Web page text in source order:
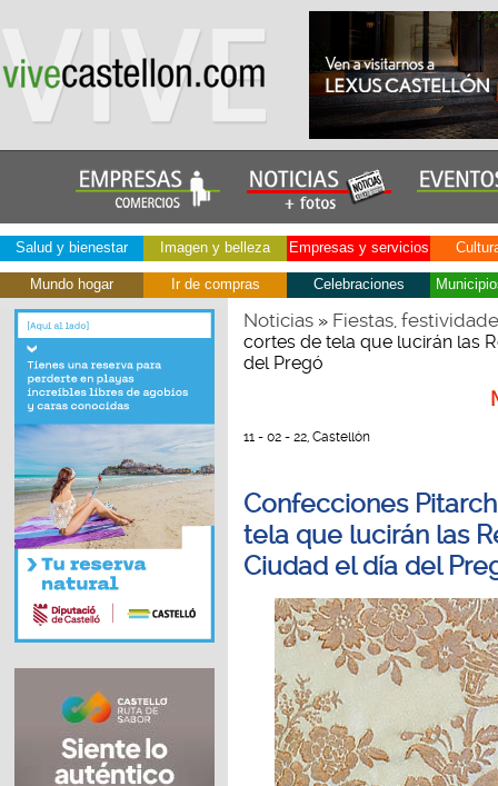
Salud y bienestar Imagen y belleza Empresas y servicios
Mundo hogar Ir de compras Celebraciones
Noticias» Fiestas,
cortes de tela que lucirán las
del Pregó
11 - 02 - 22, Castellón
Confecciones
tela que lucirán las
Ciudad el día del